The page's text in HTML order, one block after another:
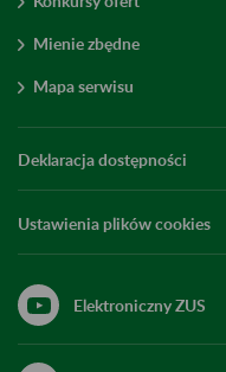
Mienie zbędne
Mapa serwisu
Deklaracja dostępności
Ustawienia plików cookies
Elektroniczny ZUS